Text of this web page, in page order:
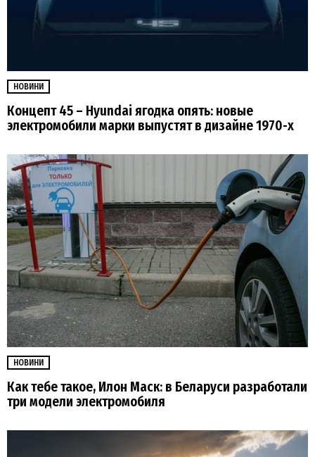
НОВИНИ
Концепт 45 – Hyundai ягодка опять: новые
электромобили марки выпустят в дизайне 1970-х
НОВИНИ
Как тебе такое, Илон Маск: в Беларуси разработали
три модели электромобиля